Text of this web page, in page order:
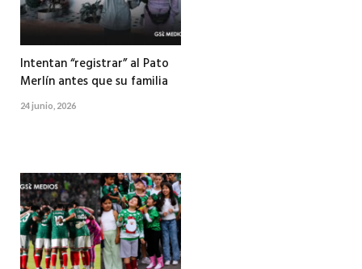
Intentan “registrar” al Pato
Merlín antes que su familia
24 junio, 2026